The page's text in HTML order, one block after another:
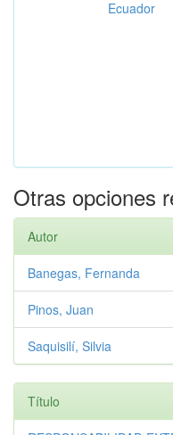
Ecuador
Otras opciones
Autor
Banegas, Fernanda
Pinos, Juan
Saquisilí, Silvia
Título